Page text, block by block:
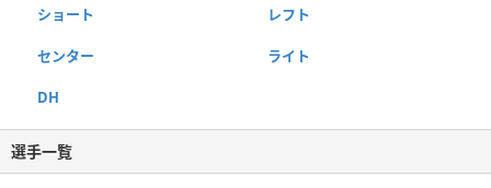
ショート レフト
センター ライト
DH
選手一覧